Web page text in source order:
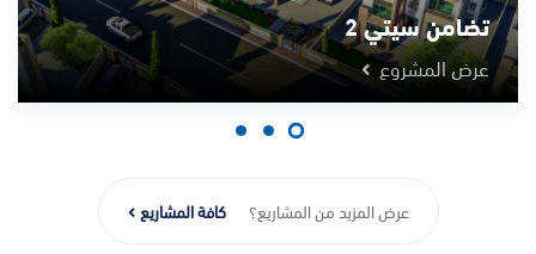
تضامن سيتي 2
عرض المشروع
عرض المزيد من المشاريع؟ كافة المشاريع